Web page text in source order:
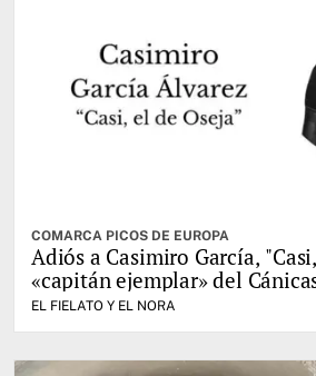
COMARCA PICOS DE EUROPA
Adiós a Casimiro García,
«capitán ejemplar» del
EL FIELATO Y EL NORA